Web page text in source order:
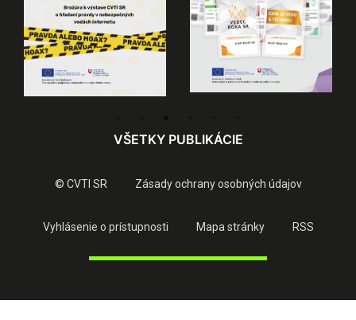
VŠETKY PUBLIKÁCIE
© CVTI SR Zásady ochrany osobných údajov
Vyhlásenie o prístupnosti Mapa stránky RSS